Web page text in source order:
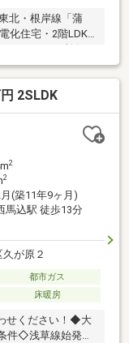
北・根岸線「蒲
化住宅・2階LDK
ャッター▼周辺環
・西蒲田一丁目児
西蒲田1丁目店 徒
％に制限されま
・・・物件
。
2SLDK
2
2
(築11年9ヶ月)
馬込駅 徒歩13分
が原２
都市ガス
床暖房
せください！◆大
件◇浅草線始発